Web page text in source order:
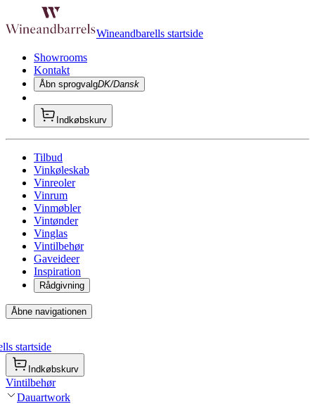
Wineandbarells startside
Showrooms
Kontakt
Åbn sprogvalgDK/Dansk
Indkøbskurv
Tilbud
Vinkøleskab
Vinreoler
Vinrum
Vinmøbler
Vintønder
Vinglas
Vintilbehør
Gaveideer
Inspiration
Rådgivning
Åbne navigationen
startside
Indkøbskurv
Vintilbehør
Dauartwork